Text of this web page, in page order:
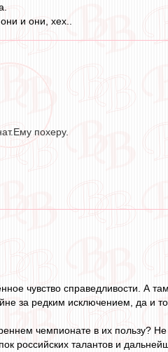
и они, хех..
похеру.
чувство справедливости. А
за редким исключением, да и
чемпионате в их пользу?
российских талантов и